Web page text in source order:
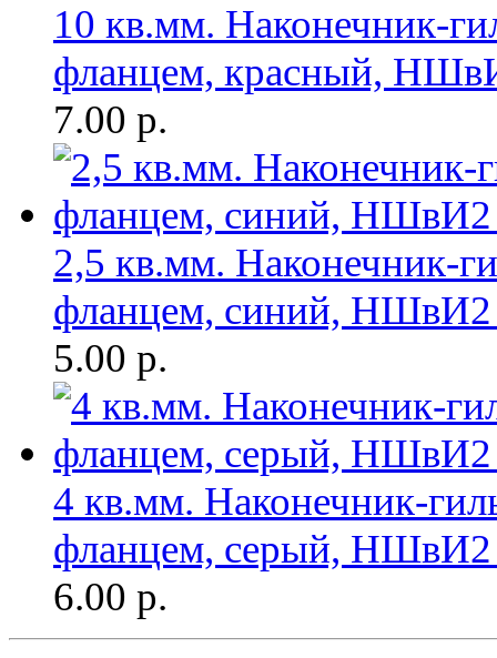
10 кв.мм. Наконечник-
фланцем, красный,
7.00 р.
2,5 кв.мм. Наконечник-
фланцем, синий,
5.00 р.
4 кв.мм. Наконечник-
фланцем, серый,
6.00 р.